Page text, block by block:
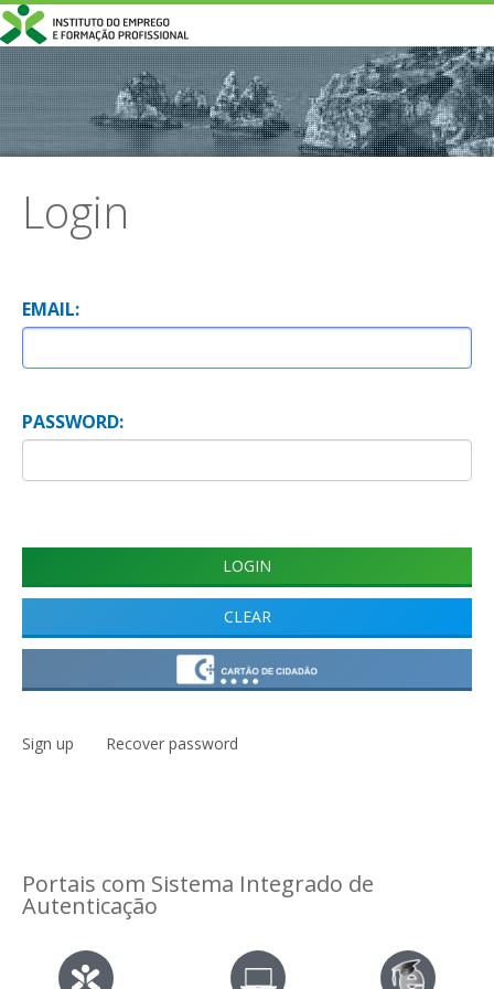
Login
EMAIL:
PASSWORD:
Sign up Recover password
Portais com Sistema Integrado de
Autenticação